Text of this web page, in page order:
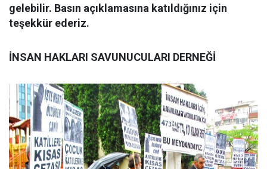
gelebilir. Basın açıklamasına katıldığınız için
teşekkür ederiz.
İNSAN HAKLARI SAVUNUCULARI DERNEĞİ